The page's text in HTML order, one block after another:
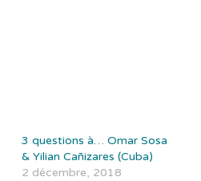
3 questions à… Omar Sosa
& Yilian Cañizares (Cuba)
2 décembre, 2018